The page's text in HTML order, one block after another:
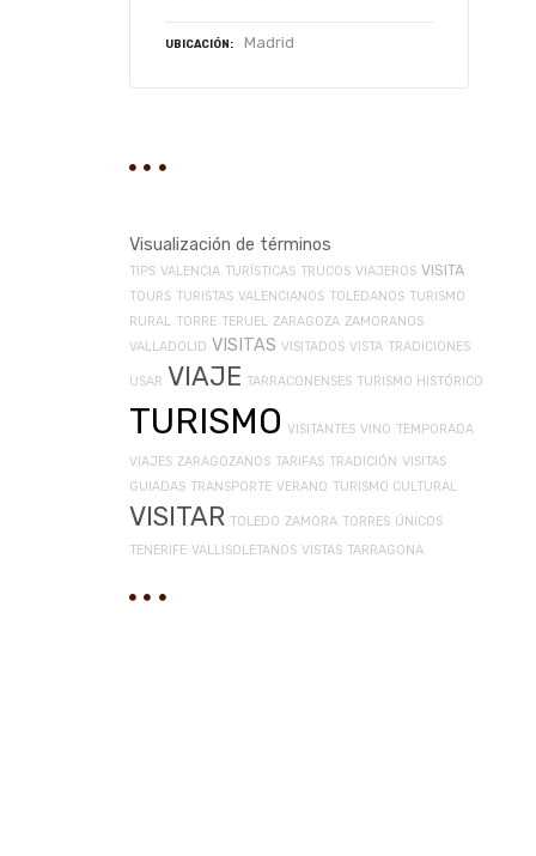
UBICACIÓN Madrid
Visualización de términos
TIPS VALENCIA TURÍSTICAS TRUCOS VIAJEROS VISITA
TOURS TURISTAS VALENCIANOS TOLEDANOS TURISMO
RURAL TORRE TERUEL ZARAGOZA ZAMORANOS
VALLADOLID VISITAS VISITADOS VISTA TRADICIONES
USAR VIAJE TARRACONENSES TURISMO HISTÓRICO
TURISMO VISITANTES VINO TEMPORADA
VIAJES ZARAGOZANOS TARIFAS TRADICIÓN VISITAS
GUIADAS TRANSPORTE VERANO TURISMO CULTURAL
VISITAR TOLEDO ZAMORA TORRES ÚNICOS
TENERIFE VALLISOLETANOS VISTAS TARRAGONA